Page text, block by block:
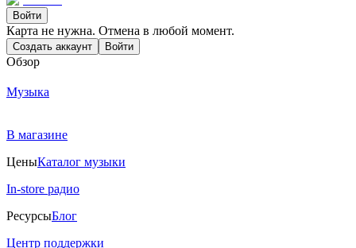
Войти
Карта не нужна. Отмена в любой момент.
Создать аккаунт Войти
Обзор
Музыка
В магазине
ЦеныКаталог музыки
In-store радио
РесурсыБлог
Центр поддержки